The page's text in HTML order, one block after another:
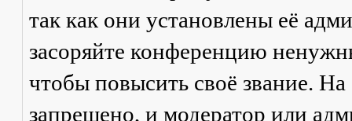
так как они установлены её
засоряйте конференцию
чтобы повысить своё звание.
запрещено, и модератор или